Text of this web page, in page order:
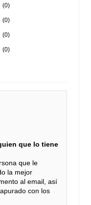
(0)
(0)
(0)
(0)
que lo tiene
que le
la mejor
al email, así
con los